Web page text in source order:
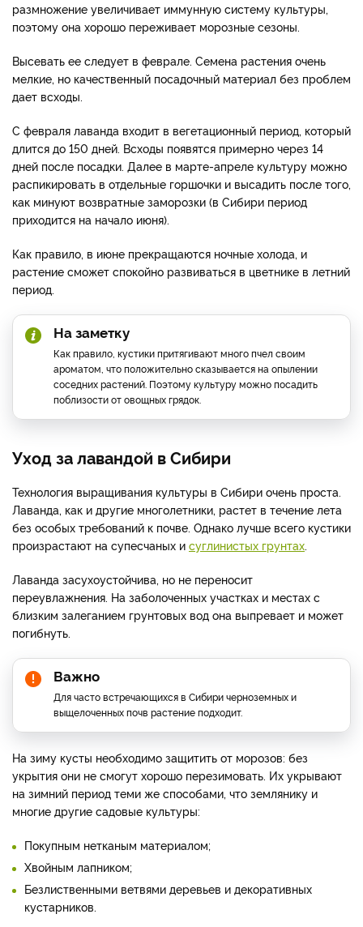
размножение увеличивает иммунную систему культуры,
поэтому она хорошо переживает морозные сезоны.
Высевать ее следует в феврале. Семена растения очень
мелкие, но качественный посадочный материал без проблем
дает всходы.
С февраля лаванда входит в вегетационный период, который
длится до 150 дней. Всходы появятся примерно через 14
дней после посадки. Далее в марте-апреле культуру можно
распикировать в отдельные горшочки и высадить после того,
как минуют возвратные заморозки (в Сибири период
приходится на начало июня).
Как правило, в июне прекращаются ночные холода, и
растение сможет спокойно развиваться в цветнике в летний
период.
На заметку
Как правило, кустики притягивают много пчел своим
ароматом, что положительно сказывается на опылении
соседних растений. Поэтому культуру можно посадить
поблизости от овощных грядок.
Уход за лавандой в Сибири
Технология выращивания культуры в Сибири очень проста.
Лаванда, как и другие многолетники, растет в течение лета
без особых требований к почве. Однако лучше всего кустики
произрастают на супесчаных и суглинистых грунтах.
Лаванда засухоустойчива, но не переносит
переувлажнения. На заболоченных участках и местах с
близким залеганием грунтовых вод она выпревает и может
погибнуть.
Важно
Для часто встречающихся в Сибири черноземных и
выщелоченных почв растение подходит.
На зиму кусты необходимо защитить от морозов: без
укрытия они не смогут хорошо перезимовать. Их укрывают
на зимний период теми же способами, что землянику и
многие другие садовые культуры:
Покупным нетканым материалом;
Хвойным лапником;
Безлиственными ветвями деревьев и декоративных
кустарников.